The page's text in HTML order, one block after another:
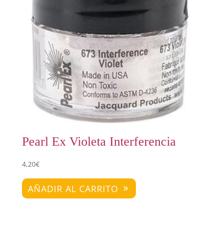
Pearl Ex Violeta Interferencia
4,20€
AÑADIR AL CARRITO